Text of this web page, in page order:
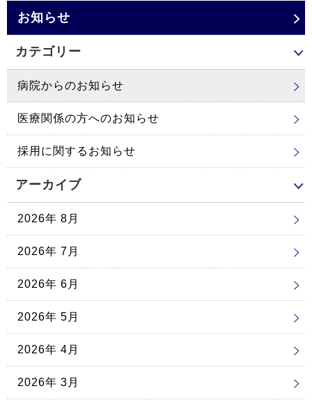
お知らせ
カテゴリー
病院からのお知らせ
医療関係の方へのお知らせ
採用に関するお知らせ
アーカイブ
2026年 8月
2026年 7月
2026年 6月
2026年 5月
2026年 4月
2026年 3月